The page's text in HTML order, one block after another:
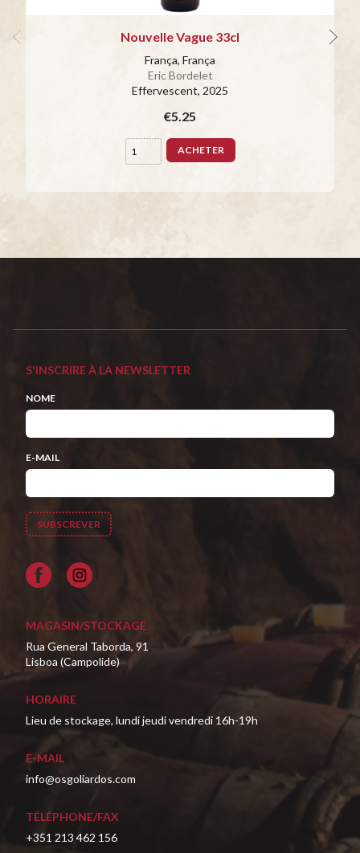
Nouvelle Vague 33cl
França, França
Eric Bordelet
Effervescent, 2025
€5.25
ACHETER
S'INSCRIRE À LA NEWSLETTER
NOME
E-MAIL
Facebook
MAGASIN/STOCKAGE
Rua General Taborda, 91
Lisboa (Campolide)
HORAIRE
Lieu de stockage, lundi jeudi vendredi 16h-19h
E-MAIL
info@osgoliardos.com
TÉLÉPHONE/FAX
+351 213 462 156